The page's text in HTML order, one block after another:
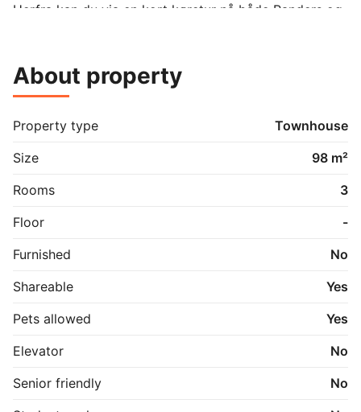
Herfra kan du via en kort køretur nå både Randers og
Drømmer du om at bo i rolige omgivelser i et
hyggeligt lokalsamfund, men vil du stadig gerne have
Her kan du bo i et nybygget rækkehus med egen
terrasse og nyde livet enten alene, med din partner
eller med hele familien.
Find ro og livskvalitet i harmoniske omgivelser, og lad
About property
Property type
Townhouse
Size
98 m²
Rooms
3
Floor
-
Furnished
No
Shareable
Yes
Pets allowed
Yes
Elevator
No
Senior friendly
No